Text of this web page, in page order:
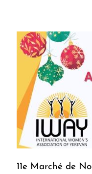
11e Marché de